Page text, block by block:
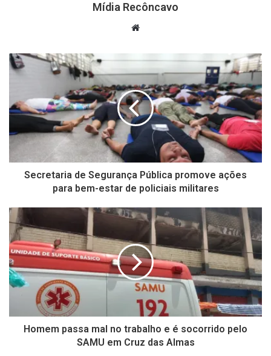
Mídia Recôncavo
Website
Secretaria de Segurança Pública promove ações
para bem-estar de policiais militares
Homem passa mal no trabalho e é socorrido pelo
SAMU em Cruz das Almas